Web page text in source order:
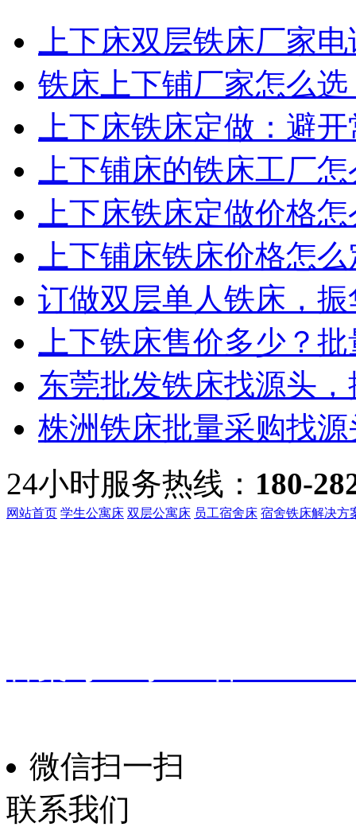
上下床双层铁床厂家
铁床上下铺厂家怎么
上下床铁床定做：避
上下铺床的铁床工厂
上下床铁床定做价格
上下铺床铁床价格怎
订做双层单人铁床，
上下铁床售价多少？
东莞批发铁床找源头
株洲铁床批量采购找
24小时服务热线： 180-
网站首页 学生公寓床 双层公寓床 员工宿舍床 宿舍铁床解决方
微信扫一扫
联系我们